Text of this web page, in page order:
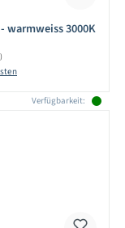
warmweiss 3000K
Verfügbarkeit: